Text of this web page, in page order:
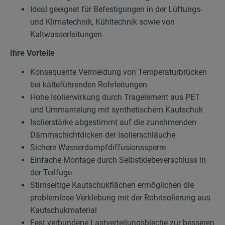
Ideal geeignet für Befestigungen in der Lüftungs-
und Klimatechnik, Kühltechnik sowie von
Kaltwasserleitungen
Ihre Vorteile
Konsequente Vermeidung von Temperaturbrücken
bei kälteführenden Rohrleitungen
Hohe Isolierwirkung durch Tragelement aus PET
und Ummantelung mit synthetischem Kautschuk
Isolierstärke abgestimmt auf die zunehmenden
Dämmschichtdicken der Isolierschläuche
Sichere Wasserdampfdiffusionssperre
Einfache Montage durch Selbstklebeverschluss in
der Teilfuge
Stirnseitige Kautschukflächen ermöglichen die
problemlose Verklebung mit der Rohrisolierung aus
Kautschukmaterial
Fest verbundene Lastverteilungsbleche zur besseren